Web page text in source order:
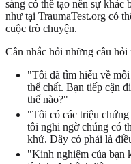
sàng có thể tạo nên sự khác
như tại TraumaTest.org có
cuộc trò chuyện.
Cân nhắc hỏi những câu hỏi
"Tôi đã tìm hiểu về
thể chất. Bạn tiếp cận
thế nào?"
"Tôi có các triệu
tôi nghi ngờ chúng có
khứ. Đây có phải là
"Kinh nghiệm của bạn